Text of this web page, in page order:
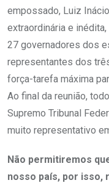
empossado, Luiz
extraordinária e
27 governadores dos
representantes dos
força-tarefa máxima
Ao final da reunião,
Supremo Tribunal
muito representativo
Não permitiremos
nosso país, por isso,